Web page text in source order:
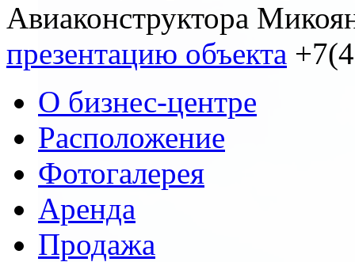
Авиаконструктора
презентацию объекта
О бизнес-центре
Расположение
Фотогалерея
Аренда
Продажа